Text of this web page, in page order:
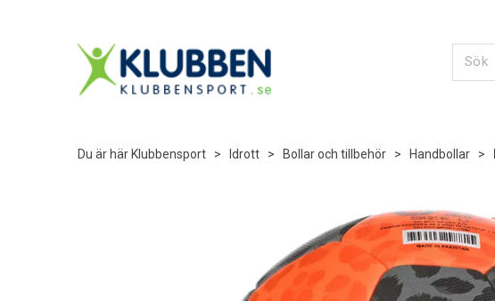
Du är här Klubbensport > Idrott > Bollar och tillbehör > Handbollar >